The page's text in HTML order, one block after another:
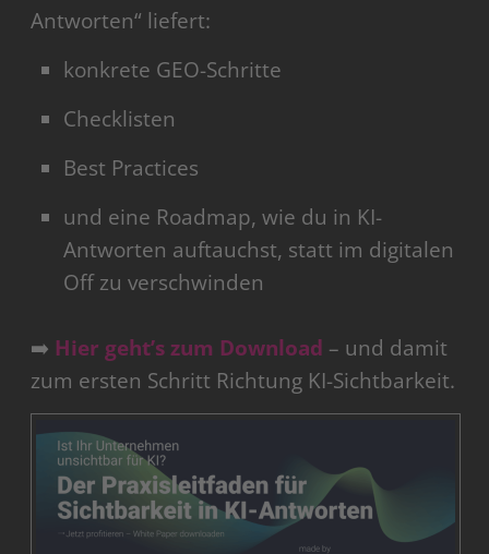
Antworten“ liefert:
konkrete GEO-Schritte
Checklisten
Best Practices
und eine Roadmap, wie du in KI-
Antworten auftauchst, statt im digitalen
Off zu verschwinden
➡️ Hier geht’s zum Download – und damit
zum ersten Schritt Richtung KI-Sichtbarkeit.